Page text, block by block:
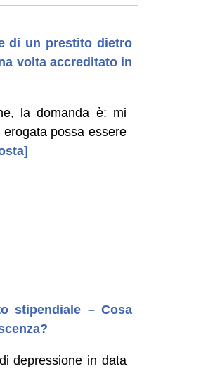
di un prestito dietro
volta accreditato in
la domanda è: mi
possa essere
stipendiale – Cosa
depressione in data